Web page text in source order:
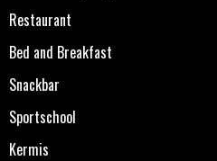
Restaurant
Bed and Breakfast
Snackbar
Sportschool
Kermis